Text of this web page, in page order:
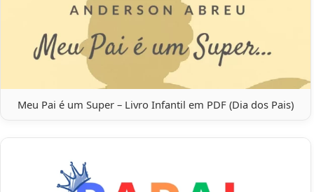
Meu Pai é um Super – Livro Infantil em PDF (Dia dos Pais)